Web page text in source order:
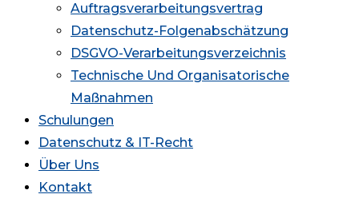
Auftragsverarbeitungsvertrag
Datenschutz-Folgenabschätzung
DSGVO-Verarbeitungsverzeichnis
Technische Und Organisatorische
Maßnahmen
Schulungen
Datenschutz & IT-Recht
Über Uns
Kontakt